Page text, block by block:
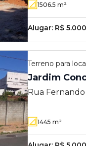
1506.5 m²
Alugar: R$
Terreno para
Jardim
Rua
1445 m²